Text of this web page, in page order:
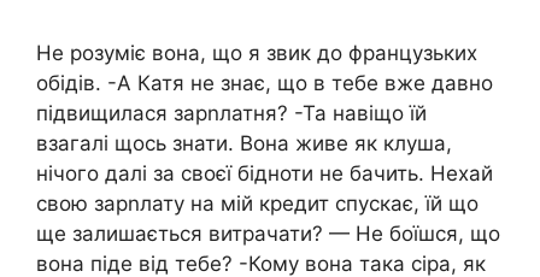
Не розуміє вона, що я звик до французьких
обідів. -А Катя не знає, що в тебе вже давно
підвищилася зарnлатня? -Та навіщо їй
взагалі щось знати. Вона живе як клуша,
нічого далі за своєї бідноти не бачить. Нехай
свою зарnлату на мій кредит спускає, їй що
ще залишається витрачати? — Не боїшся, що
вона піде від тебе? -Кому вона така сіра, як